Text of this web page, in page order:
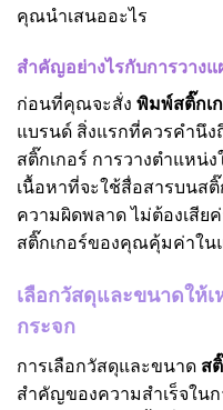
คุณนำเสนออะไร
สำคัญอย่างไรกับการวาง
ก่อนที่คุณจะสั่ง พิมพ์สติ๊กเ
แบรนด์ สิ่งแรกที่ควรคำนึ
สติ๊กเกอร์ การวางตำแหน่
เนื้อหาที่จะใช้สื่อสารบนส
ความผิดพลาด ไม่ต้องเสีย
สติ๊กเกอร์ของคุณคุ้มค่าใ
เลือกวัสดุและขนาดให้
กระจก
การเลือกวัสดุและขนาด ส
สำคัญของความสำเร็จใน